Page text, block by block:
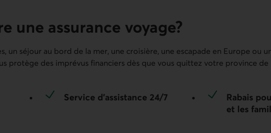
une assurance voyage?
un séjour au bord de la mer, une croisière, une escapade en Europe ou
protège des imprévus financiers dès que vous quittez votre province de
Service d’assistance 24/7 Rabais
et les